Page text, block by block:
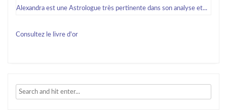
Alexandra est une Astrologue très pertinente dans son analyse et...
Consultez le livre d'or